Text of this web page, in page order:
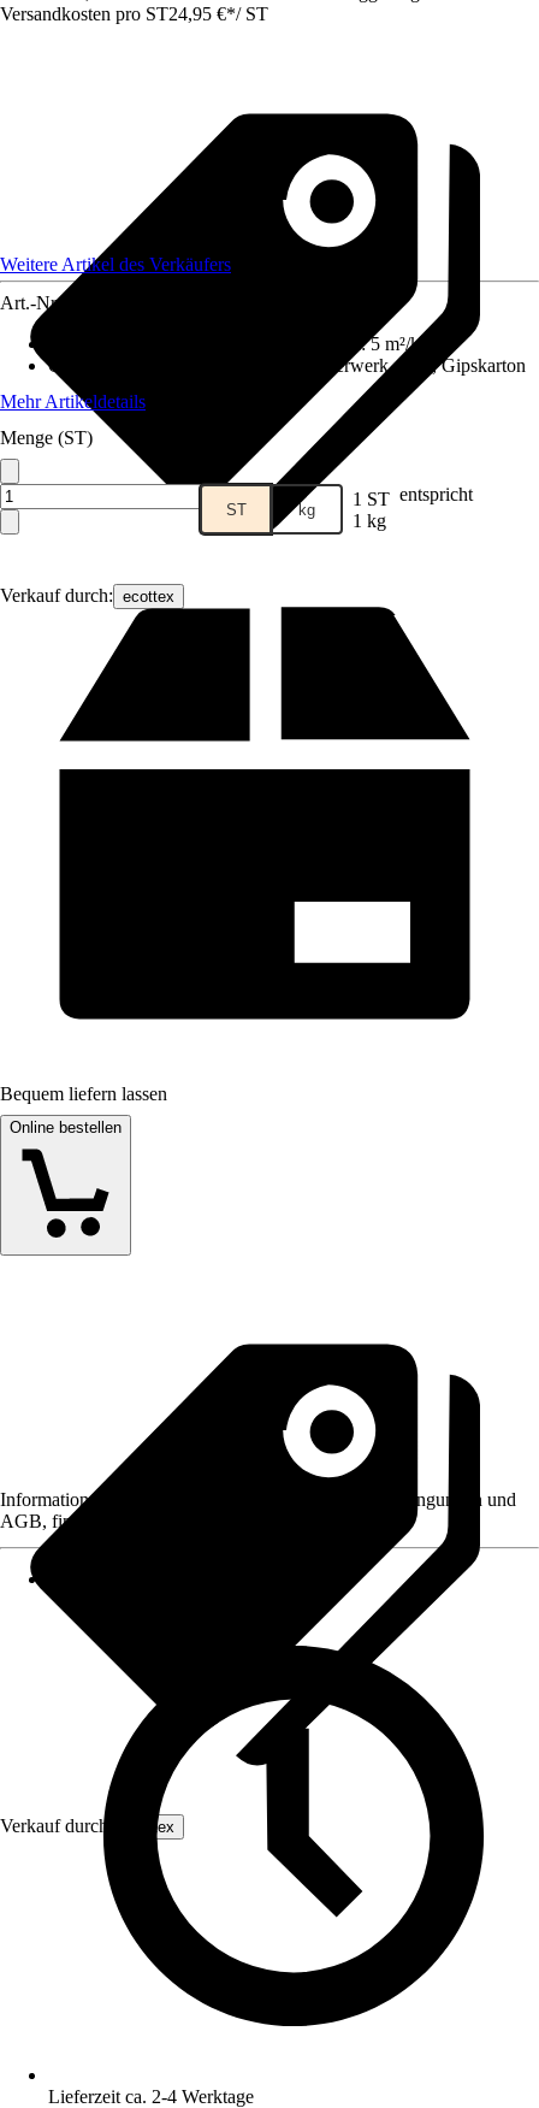
Versandkosten pro ST24,95 €*/ ST
Verkauf durch: ecottex
Weitere Artikel des Verkäufers
Art.-Nr.
:5 m²/kg
Geeignet für Untergrund
Beton, Mauerwerk, Putz, Gipskarton
Mehr Artikeldetails
Menge (ST)
ST kg 1 ST entspricht
1 kg
Bequem liefern lassen
Online bestellen
Verkauf durch: ecottex
Informationen des Verkäufers, wie z. B. Rückgabebedingungen und
AGB, finden Sie bei Klick auf den Verkäufernamen.
Lieferzeit ca. 2-4 Werktage